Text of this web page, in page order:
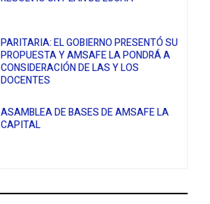
PARITARIA: EL GOBIERNO PRESENTÓ SU
PROPUESTA Y AMSAFE LA PONDRÁ A
CONSIDERACIÓN DE LAS Y LOS
DOCENTES
ASAMBLEA DE BASES DE AMSAFE LA
CAPITAL